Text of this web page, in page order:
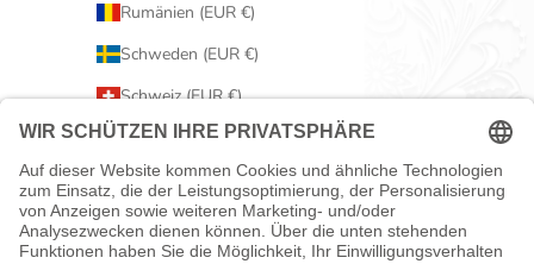
Rumänien (EUR €)
Schweden (EUR €)
Schweiz (EUR €)
Serbien (EUR €)
Slowakei (EUR €)
Slowenien (EUR €)